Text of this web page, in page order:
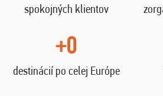
spokojných klientov
+0
destinácií po celej Európe